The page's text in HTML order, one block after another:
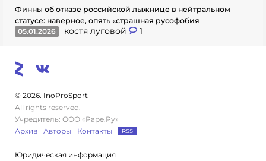
Финны об отказе российской лыжнице в нейтральном
статусе: наверное, опять «страшная русофобия
05.01.2026
костя луговой 1
© 2026. InoProSport
All rights reserved.
Учредитель: ООО «Раре.Ру»
Архив
Авторы Контакты RSS
Юридическая информация